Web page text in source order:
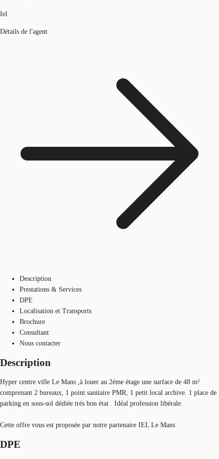
Iel
Détails de l'agent
Description
Prestations & Services
DPE
Localisation et Transports
Brochure
Consultant
Nous contacter
Description
Hyper centre ville Le Mans ,à louer au 2éme étage une surface de 48 m²
comprenant 2 bureaux, 1 point sanitaire PMR, 1 petit local archive. 1 place de
parking en sous-sol dédiée.trés bon état . Idéal profession libérale.
Cette offre vous est proposée par notre partenaire IEL Le Mans
DPE